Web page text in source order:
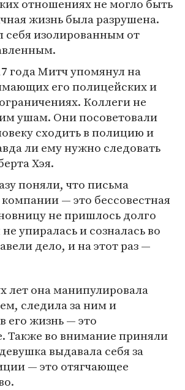
отношениях не могло быть
жизнь была разрушена.
себя изолированным от
года Митч упомянул на
его полицейских и
Коллеги не
ушам. Они посоветовали
сходить в полицию и
ли ему нужно следовать
Хэя.
поняли, что письма
компании — это бессовестная
не пришлось долго
упиралась и созналась во
дело, и на этот раз —
лет она манипулировала
следила за ним и
его жизнь — это
Также во внимание приняли
выдавала себя за
— это отягчающее